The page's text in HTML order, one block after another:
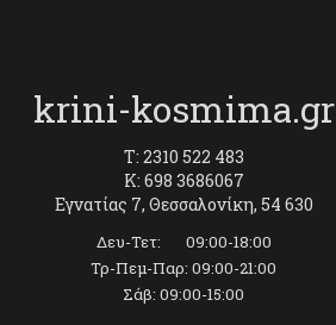
krini-kosmima.gr
T: 2310 522 483
K: 698 3686067
Εγνατίας 7, Θεσσαλονίκη, 54 630
Δευ-Τετ: 09:00-18:00
Τρ-Πεμ-Παρ: 09:00-21:00
Σάβ: 09:00-15:00